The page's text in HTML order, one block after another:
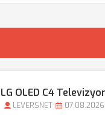
LG OLED C4
LEVERSNET 07.08.2026